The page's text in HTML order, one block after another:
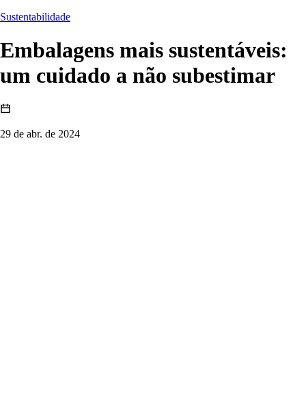
Sustentabilidade
Embalagens mais sustentáveis:
um cuidado a não subestimar
29 de abr. de 2024